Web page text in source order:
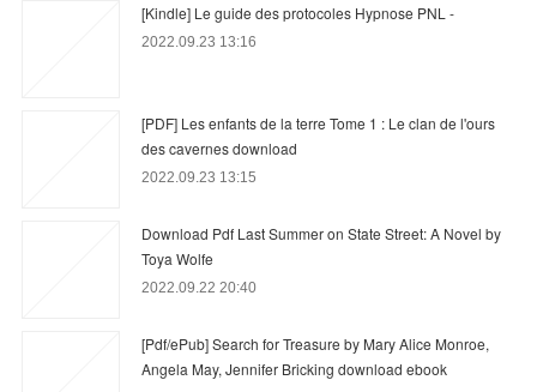
[Kindle] Le guide des protocoles Hypnose PNL -
2022.09.23 13:16
[PDF] Les enfants de la terre Tome 1 : Le clan de l'ours
des cavernes download
2022.09.23 13:15
Download Pdf Last Summer on State Street: A Novel by
Toya Wolfe
2022.09.22 20:40
[Pdf/ePub] Search for Treasure by Mary Alice Monroe,
Angela May, Jennifer Bricking download ebook